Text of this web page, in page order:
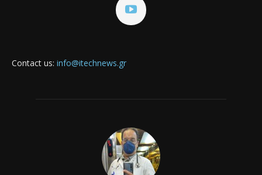
Contact us: info@itechnews.gr